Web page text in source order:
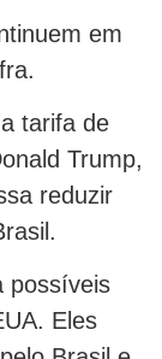
em
tarifa de
Trump,
reduzir
possíveis
Eles